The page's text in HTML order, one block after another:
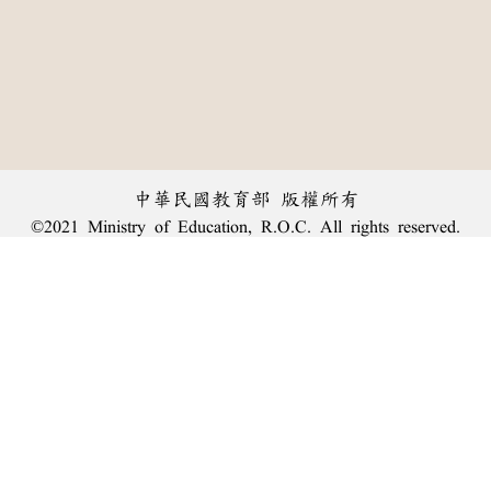
中華民國教育部 版權所有
©2021 Ministry of Education, R.O.C. All rights reserved.